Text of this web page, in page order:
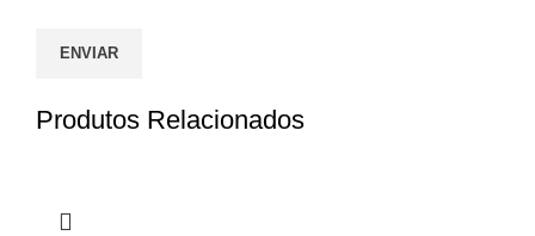
Produtos Relacionados